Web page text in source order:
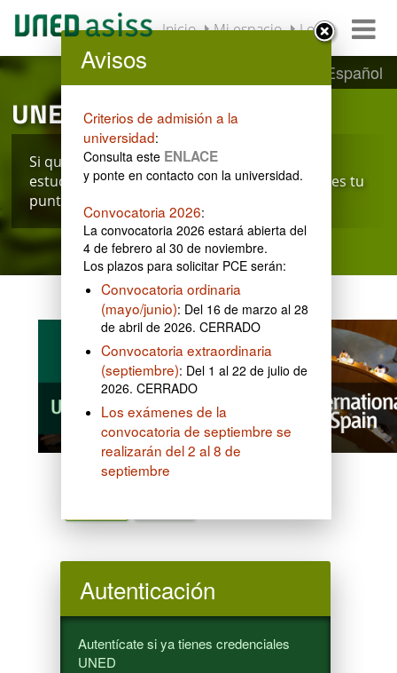
Español
Inicio Mi espacio Login
UNEDasiss
Si quieres iniciar el proceso de solicitud para
estudiar en una universidad española... ¡este es tu
punto de partida!
Idioma / language
Avisos
Criterios de admisión a la
universidad:
Consulta este ENLACE
y ponte en contacto con la universidad.
Convocatoria 2026:
La convocatoria 2026 estará abierta del
4 de febrero al 30 de noviembre.
Los plazos para solicitar PCE serán:
Convocatoria ordinaria
(mayo/junio): Del 16 de marzo al 28
de abril de 2026. CERRADO
Convocatoria extraordinaria
(septiembre): Del 1 al 22 de julio de
2026. CERRADO
Los exámenes de la
convocatoria de septiembre se
realizarán del 2 al 8 de
septiembre
Autenticación
Autentícate si ya tienes credenciales
UNED